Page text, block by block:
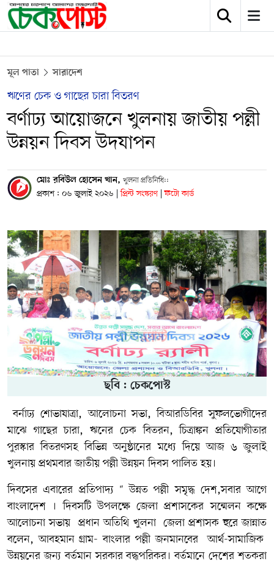
মূল পাতা সারাদেশ
ঋণের চেক ও গাছের চারা বিতরণ
বর্ণাঢ্য আয়োজনে খুলনায় জাতীয় পল্লী
উন্নয়ন দিবস উদযাপন
মোঃ রবিউল হোসেন খান, খুলনা প্রতিনিধি::
প্রকাশ : ০৬ জুলাই ২০২৬ | প্রিন্ট সংস্করণ | ফটো কার্ড
ছবি : চেকপোস্ট
বর্নাঢ্য শোভাযাত্রা, আলোচনা সভা, বিআরডিবির সুফলভোগীদের
মাঝে গাছের চারা, ঋনের চেক বিতরন, চিত্রাঙ্কন প্রতিযোগীতার
পুরস্কার বিতরণসহ বিভিন্ন অনুষ্ঠানের মধ্যে দিয়ে আজ ৬ জুলাই
খুলনায় প্রথমবার জাতীয় পল্লী উন্নয়ন দিবস পালিত হয়।
দিবসের এবারের প্রতিপাদ্য " উন্নত পল্লী সমৃদ্ধ দেশ,সবার আগে
বাংলাদেশ । দিবসটি উপলক্ষে জেলা প্রশাসকের সন্মেলন কক্ষে
আলোচনা সভায় প্রধান অতিথি খুলনা জেলা প্রশাসক হুরে জান্নাত
বলেন, আবহমান গ্রাম- বাংলার পল্লী জনমানবের আর্থ-সামাজিক
উন্নয়নের জন্য বর্তমান সরকার বদ্ধপরিকর। বর্তমানে দেশের শতকরা